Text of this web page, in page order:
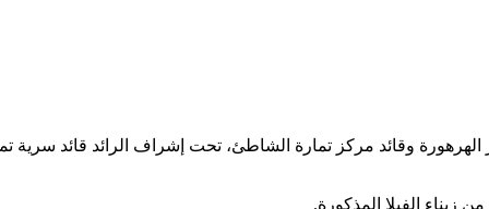
أن تحريات دقيقة قادها قائد مركز الهرهورة وقائد مركز تمارة الشاطئ، تحت إشراف الرائد قائد سرية